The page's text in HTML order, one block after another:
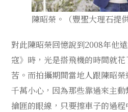
陳昭榮。（豐聖大理石提供
對此陳昭榮回憶說到2008年他
寇》時，光是搭飛機的時間就
苦。而拍攝期間當地人跟陳昭
千萬小心，因為那些靠過來主
搶匪的眼線，只要擦車子的過程